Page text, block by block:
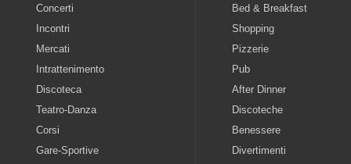
Concerti
Incontri
Mercati
Intrattenimento
Discoteca
Teatro-Danza
Corsi
Gare-Sportive
Bed & Breakfast
Shopping
Pizzerie
Pub
After Dinner
Discoteche
Benessere
Divertimenti